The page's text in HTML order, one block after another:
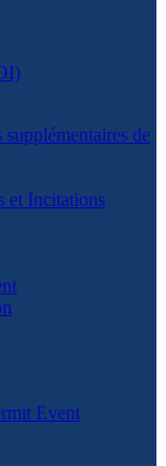
supplémentaires de
et Incitations
Event